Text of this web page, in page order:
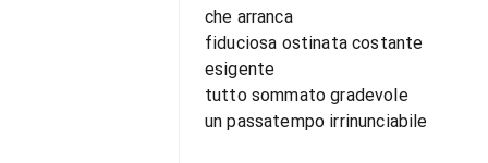
che arranca
fiduciosa ostinata costante
esigente
tutto sommato gradevole
un passatempo irrinunciabile